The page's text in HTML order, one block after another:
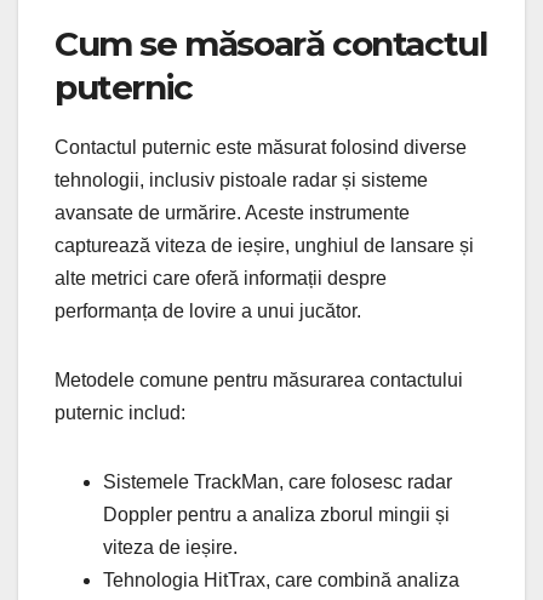
Cum se măsoară contactul
puternic
Contactul puternic este măsurat folosind diverse
tehnologii, inclusiv pistoale radar și sisteme
avansate de urmărire. Aceste instrumente
capturează viteza de ieșire, unghiul de lansare și
alte metrici care oferă informații despre
performanța de lovire a unui jucător.
Metodele comune pentru măsurarea contactului
puternic includ:
Sistemele TrackMan, care folosesc radar
Doppler pentru a analiza zborul mingii și
viteza de ieșire.
Tehnologia HitTrax, care combină analiza